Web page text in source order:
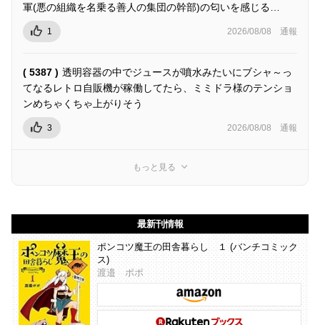
軍(悪の組織を名乗る善人の集団の幹部)の匂いを感じる…
1 2026/08/08 通報
( 5387 ) 透明容器の中でジュースが噴水みたいにブシャ～っ
てなるレトロ自販機が稼働してたら、ミミドラ様のテンショ
ンめちゃくちゃ上がりそう
3 2026/08/08 通報
もっと見る
最新刊情報
ポンコツ魔王の田舎暮らし １ (バンチコミック
ス)
渡邉 ポポ